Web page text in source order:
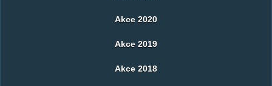
Akce 2020
Akce 2019
Akce 2018